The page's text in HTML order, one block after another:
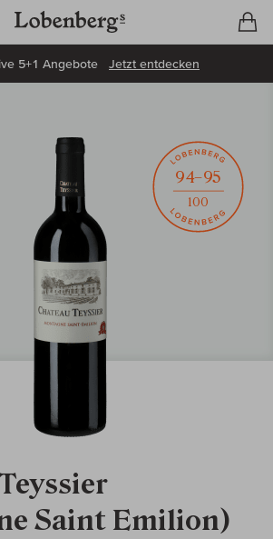
5+1 Angebote Jetzt entdecken
Saint Emilion)
94–95
100